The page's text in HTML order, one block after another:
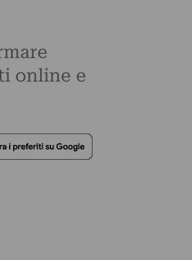
online e